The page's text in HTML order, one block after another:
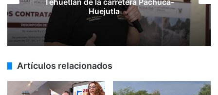
Huejutla
Artículos relacionados